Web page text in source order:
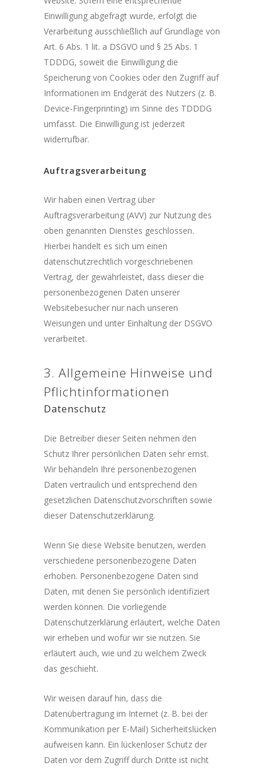
Einwilligung abgefragt wurde, erfolgt die
Verarbeitung ausschließlich auf Grundlage von
Art. 6 Abs. 1 lit. a DSGVO und § 25 Abs. 1
TDDDG, soweit die Einwilligung die
Speicherung von Cookies oder den Zugriff auf
Informationen im Endgerät des Nutzers (z. B.
Device-Fingerprinting) im Sinne des TDDDG
umfasst. Die Einwilligung ist jederzeit
widerrufbar.
Auftragsverarbeitung
Wir haben einen Vertrag über
Auftragsverarbeitung (AVV) zur Nutzung des
oben genannten Dienstes geschlossen.
Hierbei handelt es sich um einen
datenschutzrechtlich vorgeschriebenen
Vertrag, der gewährleistet, dass dieser die
personenbezogenen Daten unserer
Websitebesucher nur nach unseren
Weisungen und unter Einhaltung der DSGVO
verarbeitet.
3. Allgemeine Hinweise und
Pflicht­informationen
Datenschutz
Die Betreiber dieser Seiten nehmen den
Schutz Ihrer persönlichen Daten sehr ernst.
Wir behandeln Ihre personenbezogenen
Daten vertraulich und entsprechend den
gesetzlichen Datenschutzvorschriften sowie
dieser Datenschutzerklärung.
Wenn Sie diese Website benutzen, werden
verschiedene personenbezogene Daten
erhoben. Personenbezogene Daten sind
Daten, mit denen Sie persönlich identifiziert
werden können. Die vorliegende
Datenschutzerklärung erläutert, welche Daten
wir erheben und wofür wir sie nutzen. Sie
erläutert auch, wie und zu welchem Zweck
das geschieht.
Wir weisen darauf hin, dass die
Datenübertragung im Internet (z. B. bei der
Kommunikation per E-Mail) Sicherheitslücken
aufweisen kann. Ein lückenloser Schutz der
Daten vor dem Zugriff durch Dritte ist nicht